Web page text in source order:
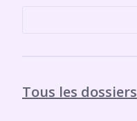
Tous les dossiers